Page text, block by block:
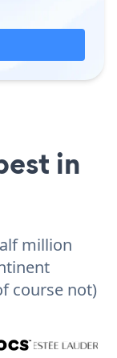
in
million
course not)